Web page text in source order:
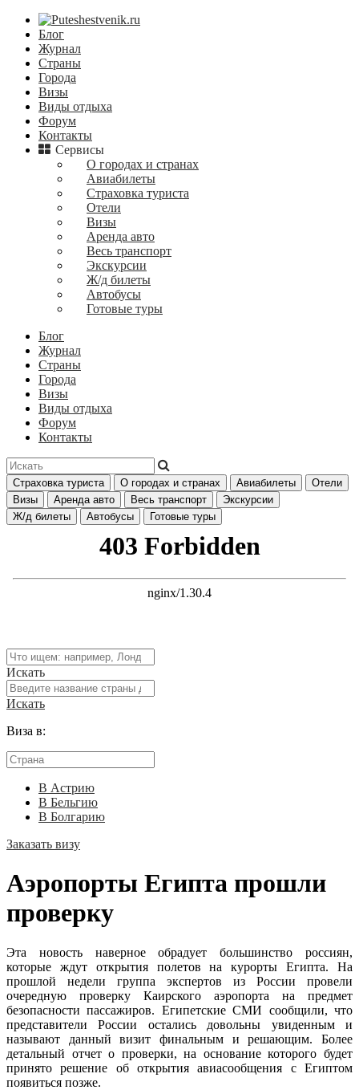
Блог
Журнал
Страны
Города
Визы
Виды отдыха
Форум
Контакты
Сервисы
О городах и странах
Авиабилеты
Страховка туриста
Отели
Визы
Аренда авто
Весь транспорт
Экскурсии
Ж/д билеты
Автобусы
Готовые туры
Блог
Журнал
Страны
Города
Визы
Виды отдыха
Форум
Контакты
Страховка туриста О городах и странах Авиабилеты
Отели
Визы
Аренда авто Весь транспорт
Экскурсии
Ж/д билеты
Автобусы Готовые туры
Искать
Искать
Виза в:
В Астрию
В Бельгию
В Болгарию
Заказать визу
Аэропорты Египта прошли
проверку
Эта новость наверное обрадует большинство россиян,
которые ждут открытия полетов на курорты Египта. На
прошлой недели группа экспертов из России провели
очередную проверку Каирского аэропорта на предмет
безопасности пассажиров. Египетские СМИ сообщили, что
представители России остались довольны увиденным и
называют данный визит финальным и решающим. Более
детальный отчет о проверки, на основание которого будет
принято решение об открытия авиасообщения с Египтом
появиться позже.